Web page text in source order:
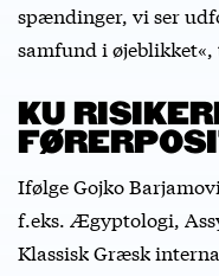
spændinger, vi ser
samfund i
KU
Ifølge Gojko
f.eks. Ægyptologi,
Klassisk Græsk